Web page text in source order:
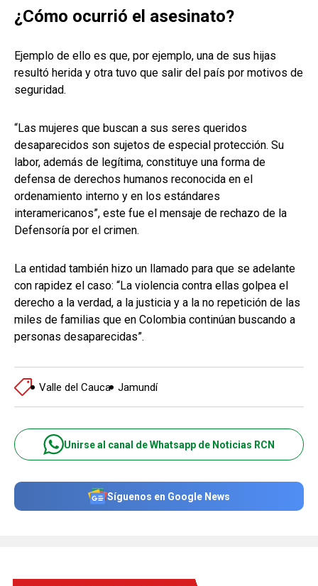
¿Cómo ocurrió el asesinato?
Ejemplo de ello es que, por ejemplo, una de sus hijas
resultó herida y otra tuvo que salir del país por motivos de
seguridad.
“Las mujeres que buscan a sus seres queridos
desaparecidos son sujetos de especial protección. Su
labor, además de legítima, constituye una forma de
defensa de derechos humanos reconocida en el
ordenamiento interno y en los estándares
interamericanos”, este fue el mensaje de rechazo de la
Defensoría por el crimen.
La entidad también hizo un llamado para que se adelante
con rapidez el caso: “La violencia contra ellas golpea el
derecho a la verdad, a la justicia y a la no repetición de las
miles de familias que en Colombia continúan buscando a
personas desaparecidas”.
Valle del Cauca Jamundí
Unirse al canal de Whatsapp de Noticias RCN
Síguenos en Google News